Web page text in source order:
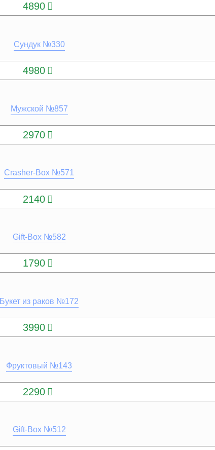
4890
Сундук №330
4980
Мужской №857
2970
Crasher-Box №571
2140
Gift-Box №582
1790
Букет из раков №172
3990
Фруктовый №143
2290
Gift-Box №512